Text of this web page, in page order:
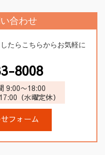
合わせ
たらこちらからお気軽に
8008
9:00〜18:00
（水曜定休）
フォーム